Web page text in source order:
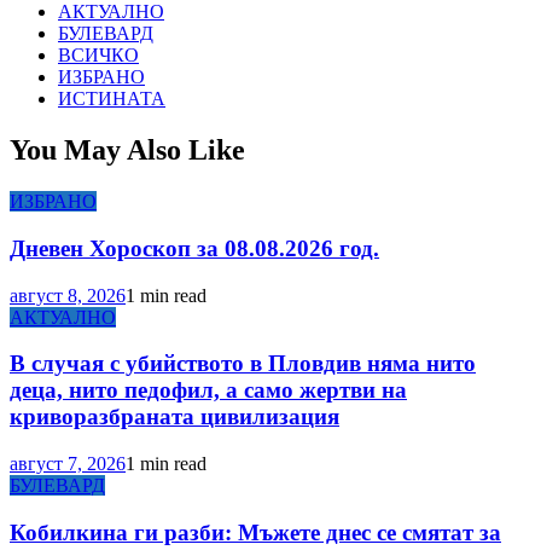
АКТУАЛНО
БУЛЕВАРД
ВСИЧКО
ИЗБРАНО
ИСТИНАТА
You May Also Like
ИЗБРАНО
Дневен Хороскоп за 08.08.2026 год.
август 8, 20261 min read
АКТУАЛНО
В случая с убийството в Пловдив няма нито
деца, нито педофил, а само жертви на
криворазбраната цивилизация
август 7, 20261 min read
БУЛЕВАРД
Кобилкина ги разби: Мъжете днес се смятат за